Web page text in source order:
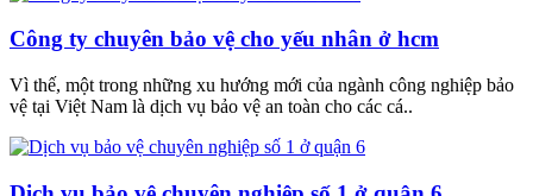
Công ty chuyên bảo vệ cho yếu nhân ở hcm
Vì thế, một trong những xu hướng mới của ngành công nghiệp bảo
vệ tại Việt Nam là dịch vụ bảo vệ an toàn cho các cá..